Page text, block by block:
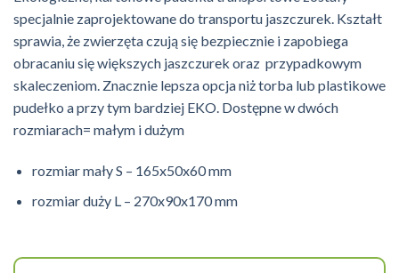
specjalnie zaprojektowane do transportu jaszczurek. Kształt
sprawia, że zwierzęta czują się bezpiecznie i zapobiega
obracaniu się większych jaszczurek oraz przypadkowym
skaleczeniom. Znacznie lepsza opcja niż torba lub plastikowe
pudełko a przy tym bardziej EKO. Dostępne w dwóch
rozmiarach= małym i dużym
rozmiar mały S – 165x50x60 mm
rozmiar duży L – 270x90x170 mm